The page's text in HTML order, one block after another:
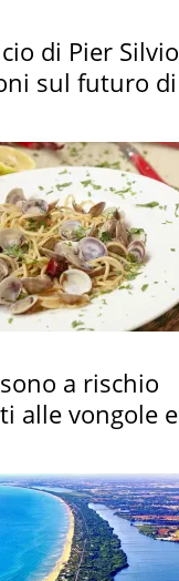
di Pier Silvio
sul futuro di
a rischio
alle vongole e